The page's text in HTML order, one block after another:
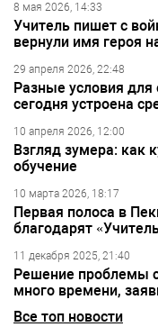
8 мая 2026, 14:33
Учитель пишет с
вернули имя героя
29 апреля 2026, 22:48
Разные условия для
сегодня устроена
10 апреля 2026, 12:00
Взгляд зумера: как
обучение
10 марта 2026, 18:17
Первая полоса в
благодарят
11 декабря 2025, 21:40
Решение проблемы
много времени,
Все топ новости